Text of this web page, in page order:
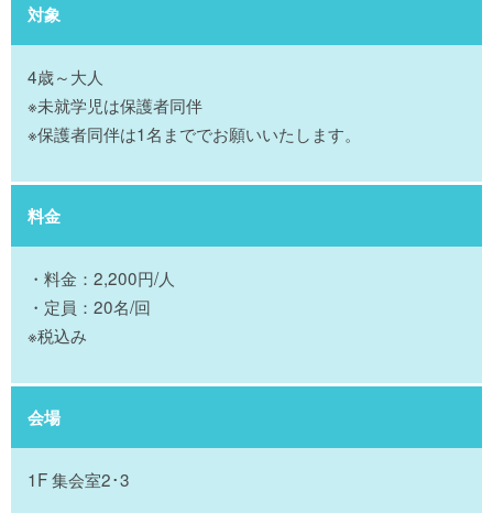
対象
4歳～大人
※未就学児は保護者同伴
※保護者同伴は1名まででお願いいたします。
料金
・料金：2,200円/人
・定員：20名/回
※税込み
会場
1F 集会室2･3